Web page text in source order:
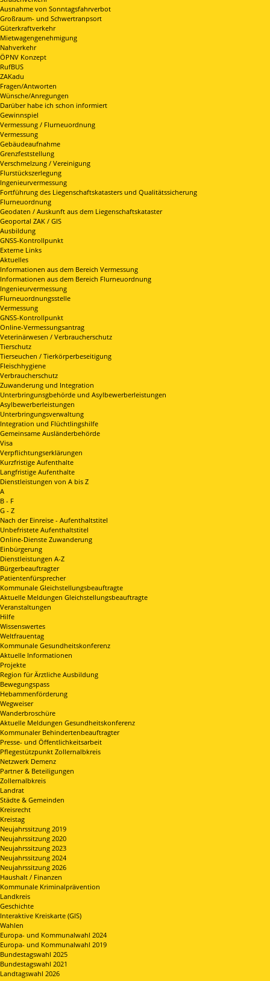
Ausnahme von Sonntagsfahrverbot
Großraum- und Schwertranpsort
Güterkraftverkehr
Mietwagengenehmigung
Nahverkehr
ÖPNV Konzept
RufBUS
ZAKadu
Fragen/Antworten
Wünsche/Anregungen
Darüber habe ich schon informiert
Gewinnspiel
Vermessung / Flurneuordnung
Vermessung
Gebäudeaufnahme
Grenzfeststellung
Verschmelzung / Vereinigung
Flurstückszerlegung
Ingenieurvermessung
Fortführung des Liegenschaftskatasters und Qualitätssicherung
Flurneuordnung
Geodaten / Auskunft aus dem Liegenschaftskataster
Geoportal ZAK / GIS
Ausbildung
GNSS-Kontrollpunkt
Externe Links
Aktuelles
Informationen aus dem Bereich Vermessung
Informationen aus dem Bereich Flurneuordnung
Ingenieurvermessung
Flurneuordnungsstelle
Vermessung
GNSS-Kontrollpunkt
Online-Vermessungsantrag
Veterinärwesen / Verbraucherschutz
Tierschutz
Tierseuchen / Tierkörperbeseitigung
Fleischhygiene
Verbraucherschutz
Zuwanderung und Integration
Unterbringunsgbehörde und Asylbewerberleistungen
Asylbewerberleistungen
Unterbringungsverwaltung
Integration und Flüchtlingshilfe
Gemeinsame Ausländerbehörde
Visa
Verpflichtungserklärungen
Kurzfristige Aufenthalte
Langfristige Aufenthalte
Dienstleistungen von A bis Z
A
B - F
G - Z
Nach der Einreise - Aufenthaltstitel
Unbefristete Aufenthaltstitel
Online-Dienste Zuwanderung
Einbürgerung
Dienstleistungen A-Z
Bürgerbeauftragter
Patientenfürsprecher
Kommunale Gleichstellungsbeauftragte
Aktuelle Meldungen Gleichstellungsbeauftragte
Veranstaltungen
Hilfe
Wissenswertes
Weltfrauentag
Kommunale Gesundheitskonferenz
Aktuelle Informationen
Projekte
Region für Ärztliche Ausbildung
Bewegungspass
Hebammenförderung
Wegweiser
Wanderbroschüre
Aktuelle Meldungen Gesundheitskonferenz
Kommunaler Behindertenbeauftragter
Presse- und Öffentlichkeitsarbeit
Pflegestützpunkt Zollernalbkreis
Netzwerk Demenz
Partner & Beteiligungen
Zollernalbkreis
Landrat
Städte & Gemeinden
Kreisrecht
Kreistag
Neujahrssitzung 2019
Neujahrssitzung 2020
Neujahrssitzung 2023
Neujahrssitzung 2024
Neujahrssitzung 2026
Haushalt / Finanzen
Kommunale Kriminalprävention
Landkreis
Geschichte
Interaktive Kreiskarte (GIS)
Wahlen
Europa- und Kommunalwahl 2024
Europa- und Kommunalwahl 2019
Bundestagswahl 2025
Bundestagswahl 2021
Landtagswahl 2026